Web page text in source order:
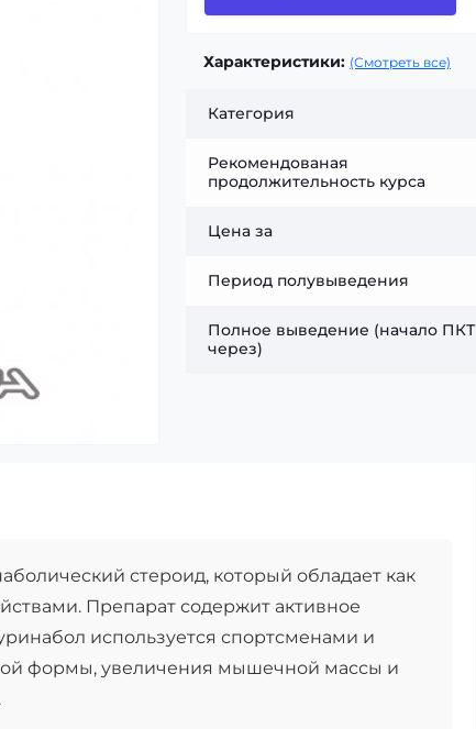
Характеристики: (Смотреть все)
Категория
Рекомендованая
продолжительность курса
Цена за
Период полувыведения
Полное выведение (начало ПКТ
через)
стероид, который обладает как
Препарат содержит активное
используется спортсменами и
формы, увеличения мышечной массы и